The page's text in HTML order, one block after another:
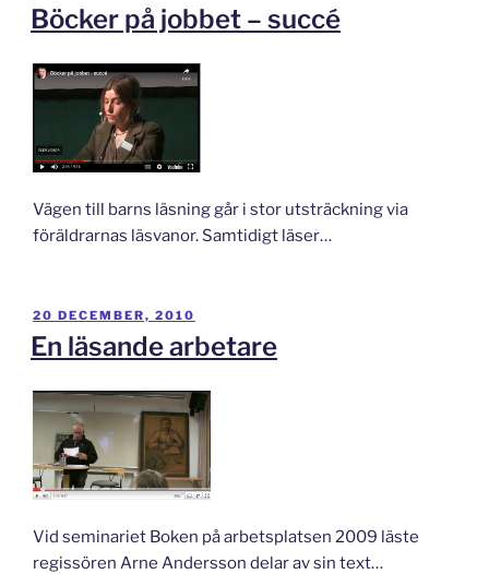
läsandets
betydelse”
Böcker på jobbet – succé
Vägen till barns läsning går i stor utsträckning via
föräldrarnas läsvanor. Samtidigt läser…
PUBLICERAT
20 DECEMBER, 2010
En läsande arbetare
Vid seminariet Boken på arbetsplatsen 2009 läste
regissören Arne Andersson delar av sin text…